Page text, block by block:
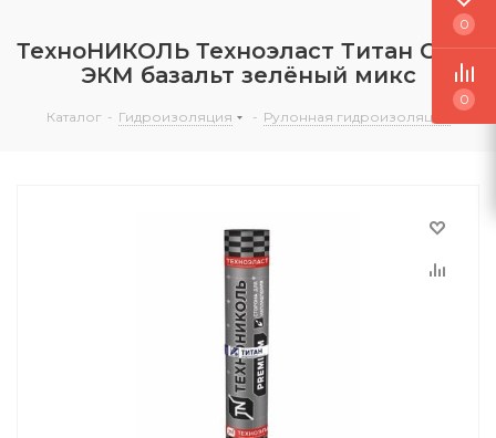
ТехноНИКОЛЬ Техноэласт Титан Соло
ЭКМ базальт зелёный микс
Каталог - Гидроизоляция - Рулонная гидроизоляция
0
0